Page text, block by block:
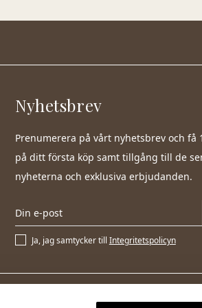
Nyhetsbrev
Prenumerera på vårt nyhetsbrev och få
på ditt första köp samt tillgång till de
nyheterna och exklusiva erbjudanden.
Ja, jag samtycker till Integritetspolicyn